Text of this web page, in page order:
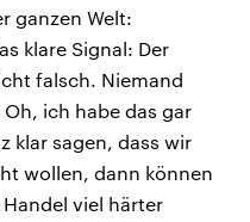
ganzen Welt:
klare Signal: Der
falsch. Niemand
ich habe das gar
klar sagen, dass wir
wollen, dann können
viel härter